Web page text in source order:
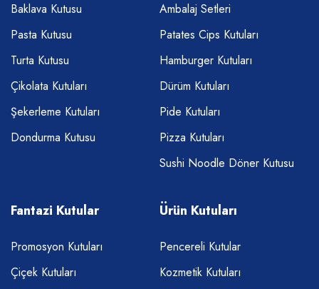
Baklava Kutusu
Pasta Kutusu
Turta Kutusu
Çikolata Kutuları
Şekerleme Kutuları
Dondurma Kutusu
Ambalaj Setleri
Patates Cips Kutuları
Hamburger Kutuları
Dürüm Kutuları
Pide Kutuları
Pizza Kutuları
Sushi Noodle Döner Kutusu
Fantazi Kutular
Promosyon Kutuları
Çiçek Kutuları
Ürün Kutuları
Pencereli Kutular
Kozmetik Kutuları